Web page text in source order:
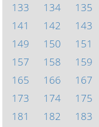
133
134 135
141
142 143
149
150 151
157
158 159
165
166 167
173
174 175
181
182 183